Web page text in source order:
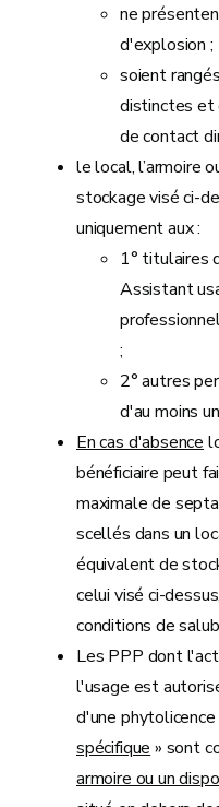
ne
d'explosion ;
soient
distinctes et
de contact
le local, l’armoire
stockage visé ci-
uniquement aux :
1° titulaires
Assistant
;
2° autres
d'au moins
En cas d'absence
bénéficiaire peut
maximale de
scellés dans un
équivalent de
celui visé ci-
conditions de
Les PPP dont
l'usage est
d'une phytolicence
spécifique » sont
armoire ou un